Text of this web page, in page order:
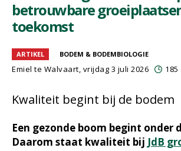
betrouwbare
toekomst
ARTIKEL BODEM & BODEMBIOLOGIE
Emiel te Walvaart, vrijdag 3 juli 2026 185
Kwaliteit begint bij de bodem
Een gezonde boom begint onder
Daarom staat kwaliteit bij JdB